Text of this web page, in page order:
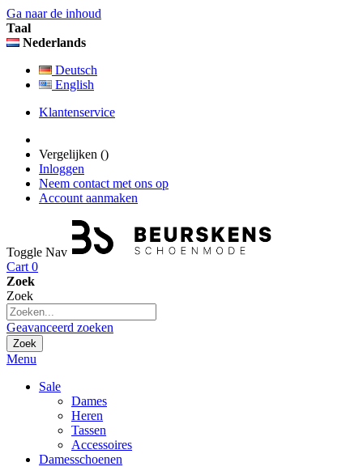
Ga naar de inhoud
Taal
Nederlands
Deutsch
English
Klantenservice
Vergelijken ()
Inloggen
Neem contact met ons op
Account aanmaken
Toggle Nav
Cart 0
Zoek
Zoek
Geavanceerd zoeken
Zoek
Menu
Sale
Dames
Heren
Tassen
Accessoires
Damesschoenen